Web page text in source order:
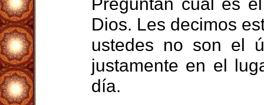
Dios. Les decimos
ustedes no son el
justamente en el
día.